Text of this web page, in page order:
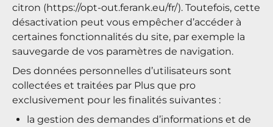
citron (https://opt-out.ferank.eu/fr/). Toutefois, cette
désactivation peut vous empêcher d’accéder à
certaines fonctionnalités du site, par exemple la
sauvegarde de vos paramètres de navigation.
Des données personnelles d’utilisateurs sont
collectées et traitées par Plus que pro
exclusivement pour les finalités suivantes :
la gestion des demandes d’informations et de